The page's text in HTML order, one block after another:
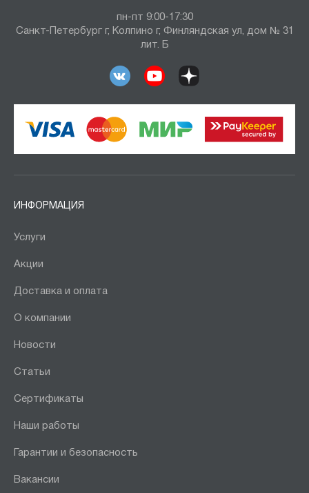
пн-пт 9:00-17:30
Санкт-Петербург г, Колпино г, Финляндская ул, дом № 31
лит. Б
ИНФОРМАЦИЯ
Услуги
Акции
Доставка и оплата
О компании
Новости
Статьи
Сертификаты
Наши работы
Гарантии и безопасность
Вакансии